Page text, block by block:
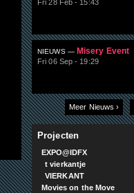
Fri 28 Feb - 15:43
NIEUWS — Misery Event
Fri 06 Sep - 19:29
Meer Nieuws ›
Projecten
EXPO@IDFX
t vierkantje
VIERKANT
Movies on the Move